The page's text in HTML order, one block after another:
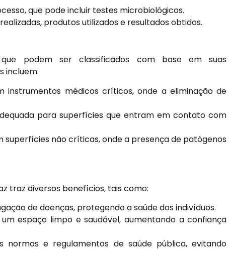
que pode incluir testes microbiológicos.
produtos utilizados e resultados obtidos.
podem ser classificados com base em suas
incluem:
instrumentos médicos críticos, onde a eliminação de
para superfícies que entram em contato com
superfícies não críticas, onde a presença de patógenos
traz diversos benefícios, tais como:
de doenças, protegendo a saúde dos indivíduos.
espaço limpo e saudável, aumentando a confiança
e regulamentos de saúde pública, evitando